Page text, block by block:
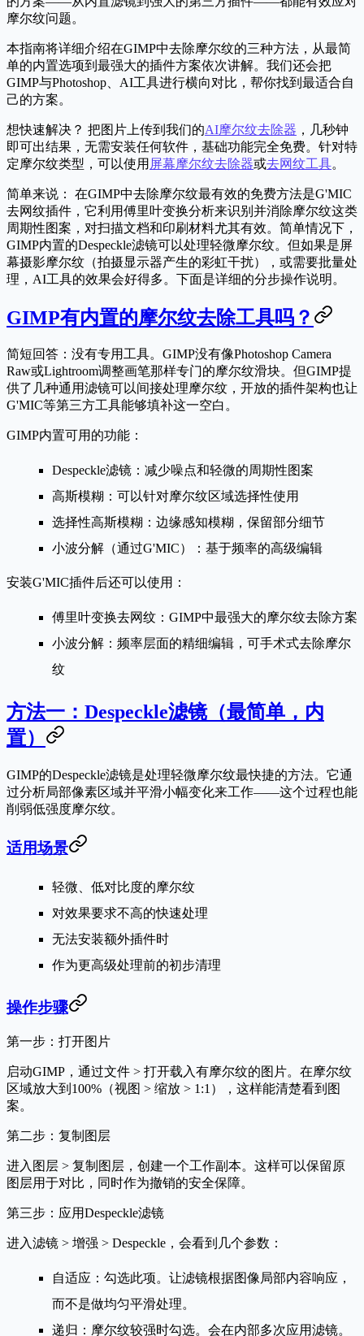
摩尔纹问题。
本指南将详细介绍在GIMP中去除摩尔纹的三种方法，从最简
单的内置选项到最强大的插件方案依次讲解。我们还会把
GIMP与Photoshop、AI工具进行横向对比，帮你找到最适合自
己的方案。
想快速解决？ 把图片上传到我们的AI摩尔纹去除器 ，几秒钟
即可出结果，无需安装任何软件，基础功能完全免费。针对特
定摩尔纹类型，可以使用 屏幕摩尔纹去除器或去网纹工具。
简单来说：
在GIMP中去除摩尔纹最有效的免费方法是G'MIC
去网纹插件，它利用傅里叶变换分析来识别并消除摩尔纹这类
周期性图案，对扫描文档和印刷材料尤其有效。简单情况下，
GIMP内置的Despeckle滤镜可以处理轻微摩尔纹。但如果是屏
幕摄影摩尔纹（拍摄显示器产生的彩虹干扰），或需要批量处
理，AI工具的效果会好得多。下面是详细的分步操作说明。
GIMP有内置的摩尔纹去除工具吗？
简短回答： 没有专用工具。GIMP没有像Photoshop Camera
Raw或Lightroom调整画笔那样专门的摩尔纹滑块。但GIMP提
供了几种通用滤镜可以间接处理摩尔纹，开放的插件架构也让
G'MIC等第三方工具能够填补这一空白。
GIMP内置可用的功能：
Despeckle滤镜 ：减少噪点和轻微的周期性图案
高斯模糊 ：可以针对摩尔纹区域选择性使用
选择性高斯模糊 ：边缘感知模糊，保留部分细节
小波分解 （通过G'MIC）：基于频率的高级编辑
安装G'MIC插件后还可以使用：
傅里叶变换去网纹 ：GIMP中最强大的摩尔纹去除方案
小波分解 ：频率层面的精细编辑，可手术式去除摩尔
纹
方法一：Despeckle滤镜（最简单，内
置）
GIMP的Despeckle滤镜是处理轻微摩尔纹最快捷的方法。它通
过分析局部像素区域并平滑小幅变化来工作——这个过程也能
削弱低强度摩尔纹。
适用场景
轻微、低对比度的摩尔纹
对效果要求不高的快速处理
无法安装额外插件时
作为更高级处理前的初步清理
操作步骤
第一步：打开图片
启动GIMP，通过文件 > 打开载入有摩尔纹的图片。在摩尔纹
区域放大到100%（视图 > 缩放 > 1:1 ），这样能清楚看到图
案。
第二步：复制图层
进入 图层 > 复制图层 ，创建一个工作副本。这样可以保留原
图层用于对比，同时作为撤销的安全保障。
第三步：应用Despeckle滤镜
进入滤镜 > 增强 > Despeckle ，会看到几个参数：
自适应 ：勾选此项。让滤镜根据图像局部内容响应，
而不是做均匀平滑处理。
递归 ：摩尔纹较强时勾选。会在内部多次应用滤镜。